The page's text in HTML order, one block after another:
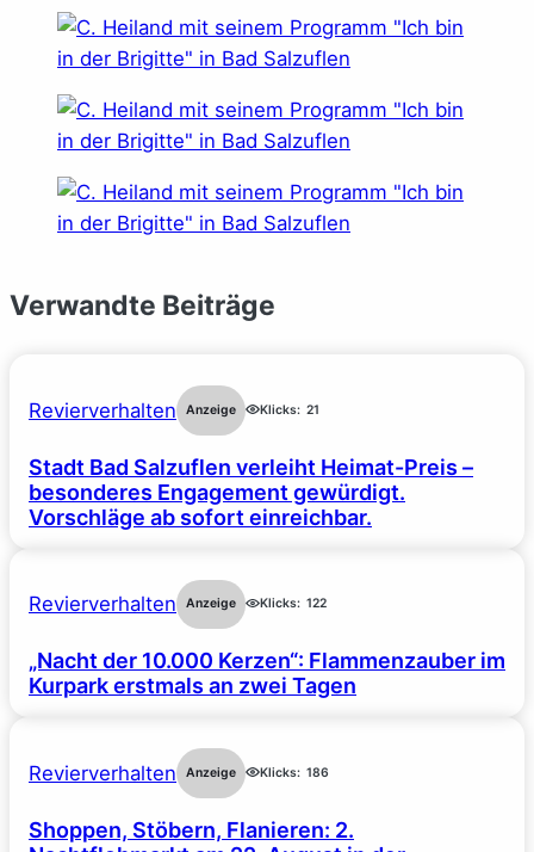
Verwandte Beiträge
Revierverhalten Anzeige Klicks: 21
Stadt Bad Salzuflen verleiht Heimat-Preis –
besonderes Engagement gewürdigt.
Vorschläge ab sofort einreichbar.
Revierverhalten Anzeige Klicks: 122
„Nacht der 10.000 Kerzen“: Flammenzauber im
Kurpark erstmals an zwei Tagen
Revierverhalten Anzeige Klicks: 186
Shoppen, Stöbern, Flanieren: 2.